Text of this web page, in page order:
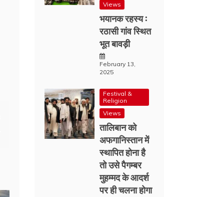
Views
भयानक रहस्य :
रठासी गांव स्थित
भूत बावड़ी
February 13,
2025
Festival &
Religion
Views
तालिबान को
अफगानिस्तान में
स्थापित होना है
तो उसे पैगम्बर
मुहम्मद के आदर्श
पर ही चलना होगा